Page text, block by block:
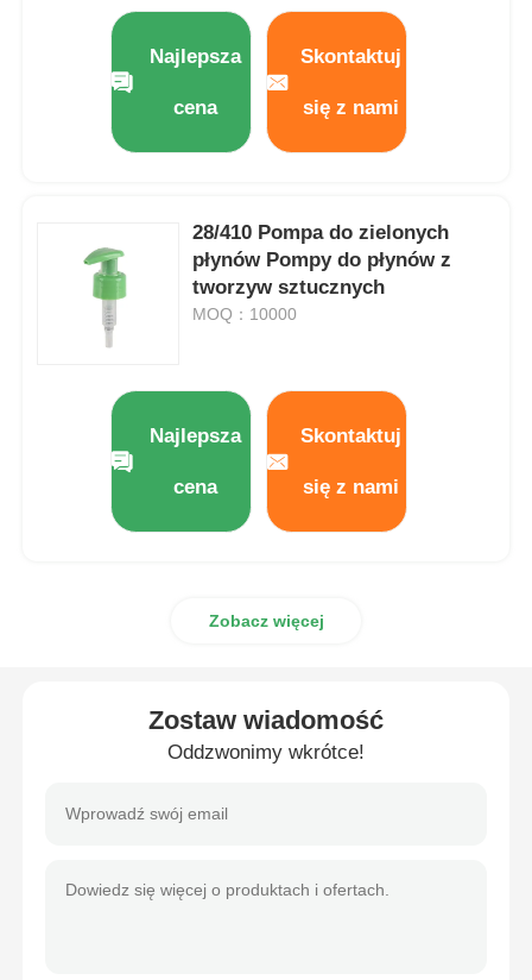
Wycieczka po fabryce
Poprosić o wycenę
Butelka z sprayem kosmetycznym
butelka z kremem kosmetycznym
Najlepsza
cena
Skontaktuj
się z nami
28/410 Pompa do zielonych
płynów Pompy do płynów z
tworzyw sztucznych
MOQ：10000
Najlepsza
cena
Skontaktuj
się z nami
Zobacz więcej
Zostaw wiadomość
Oddzwonimy wkrótce!